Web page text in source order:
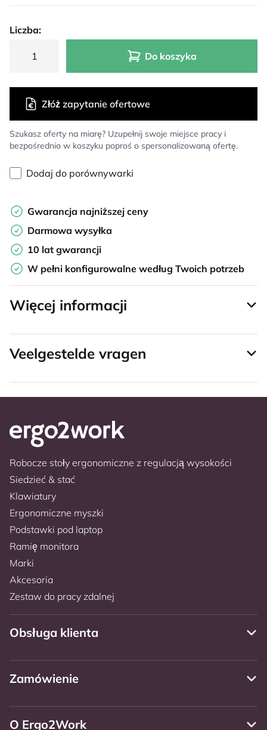
Liczba:
Do koszyka
Szukasz oferty na miarę? Uzupełnij swoje miejsce pracy i
bezpośrednio w koszyku poproś o spersonalizowaną ofertę.
Złóż zapytanie ofertowe
Dodaj do porównywarki
Gwarancja najniższej ceny
Darmowa wysyłka
10 lat gwarancji
W pełni konfigurowalne według Twoich potrzeb
Więcej informacji
Veelgestelde vragen
Robocze stoły ergonomiczne z regulacją wysokości
Siedzieć & stać
Klawiatury
Ergonomiczne myszki
Podstawki pod laptop
Ramię monitora
Marki
Akcesoria
Zestaw do pracy zdalnej
Obsługa klienta
Zamówienie
O Ergo2Work